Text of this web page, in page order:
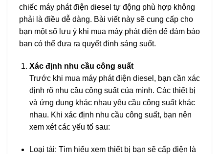
chiếc máy phát điện diesel tự động phù hợp không
phải là điều dễ dàng. Bài viết này sẽ cung cấp cho
bạn một số lưu ý khi mua máy phát điện để đảm bảo
bạn có thể đưa ra quyết định sáng suốt.
Xác định nhu cầu công suất
Trước khi mua máy phát điện diesel, bạn cần xác
định rõ nhu cầu công suất của mình. Các thiết bị
và ứng dụng khác nhau yêu cầu công suất khác
nhau. Khi xác định nhu cầu công suất, bạn nên
xem xét các yếu tố sau:
Loại tải: Tìm hiểu xem thiết bị bạn sẽ cấp điện là